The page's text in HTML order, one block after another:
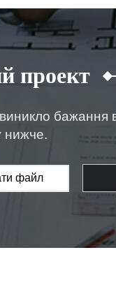
проект
бажання
нижче.
файл